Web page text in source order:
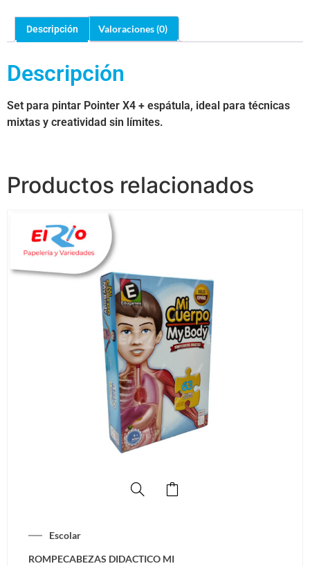
Descripción Valoraciones (0)
Descripción
Set para pintar Pointer X4 + espátula, ideal para técnicas
mixtas y creatividad sin límites.
Productos relacionados
Escolar
ROMPECABEZAS DIDACTICO MI